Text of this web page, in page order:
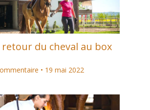
du cheval au box
• 19 mai 2022